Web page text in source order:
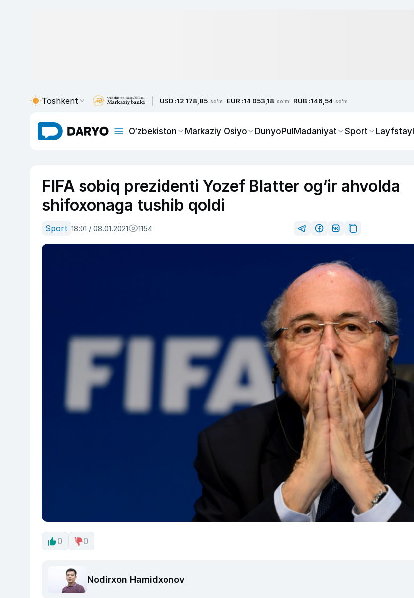
Toshkent USD :12 178,85 so'm EUR :14 053,18 so'm RUB :146,54 so'm
O‘zbekiston Markaziy Osiyo DunyoPulMadaniyat Sport Layfstayl
FIFA sobiq prezidenti Yozef Blatter og‘ir ahvolda
shifoxonaga tushib qoldi
Sport 18:01 / 08.01.2021 1154
0 0
Nodirxon Hamidxonov